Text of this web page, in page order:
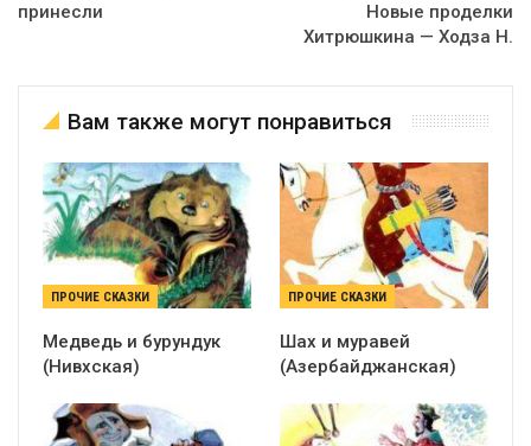
принесли
Новые проделки
Хитрюшкина — Ходза Н.
Вам также могут понравиться
ПРОЧИЕ СКАЗКИ
Медведь и бурундук
(Нивхская)
ПРОЧИЕ СКАЗКИ
Шах и муравей
(Азербайджанская)